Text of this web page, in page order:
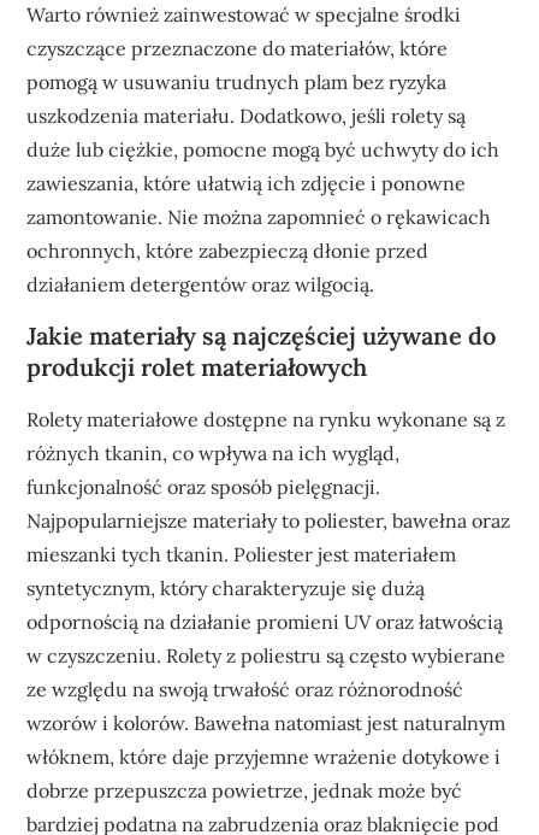
Warto również zainwestować w specjalne środki
czyszczące przeznaczone do materiałów, które
pomogą w usuwaniu trudnych plam bez ryzyka
uszkodzenia materiału. Dodatkowo, jeśli rolety są
duże lub ciężkie, pomocne mogą być uchwyty do ich
zawieszania, które ułatwią ich zdjęcie i ponowne
zamontowanie. Nie można zapomnieć o rękawicach
ochronnych, które zabezpieczą dłonie przed
działaniem detergentów oraz wilgocią.
Jakie materiały są najczęściej używane do
produkcji rolet materiałowych
Rolety materiałowe dostępne na rynku wykonane są z
różnych tkanin, co wpływa na ich wygląd,
funkcjonalność oraz sposób pielęgnacji.
Najpopularniejsze materiały to poliester, bawełna oraz
mieszanki tych tkanin. Poliester jest materiałem
syntetycznym, który charakteryzuje się dużą
odpornością na działanie promieni UV oraz łatwością
w czyszczeniu. Rolety z poliestru są często wybierane
ze względu na swoją trwałość oraz różnorodność
wzorów i kolorów. Bawełna natomiast jest naturalnym
włóknem, które daje przyjemne wrażenie dotykowe i
dobrze przepuszcza powietrze, jednak może być
bardziej podatna na zabrudzenia oraz blaknięcie pod